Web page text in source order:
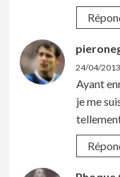
24/04/
Ayant
je me